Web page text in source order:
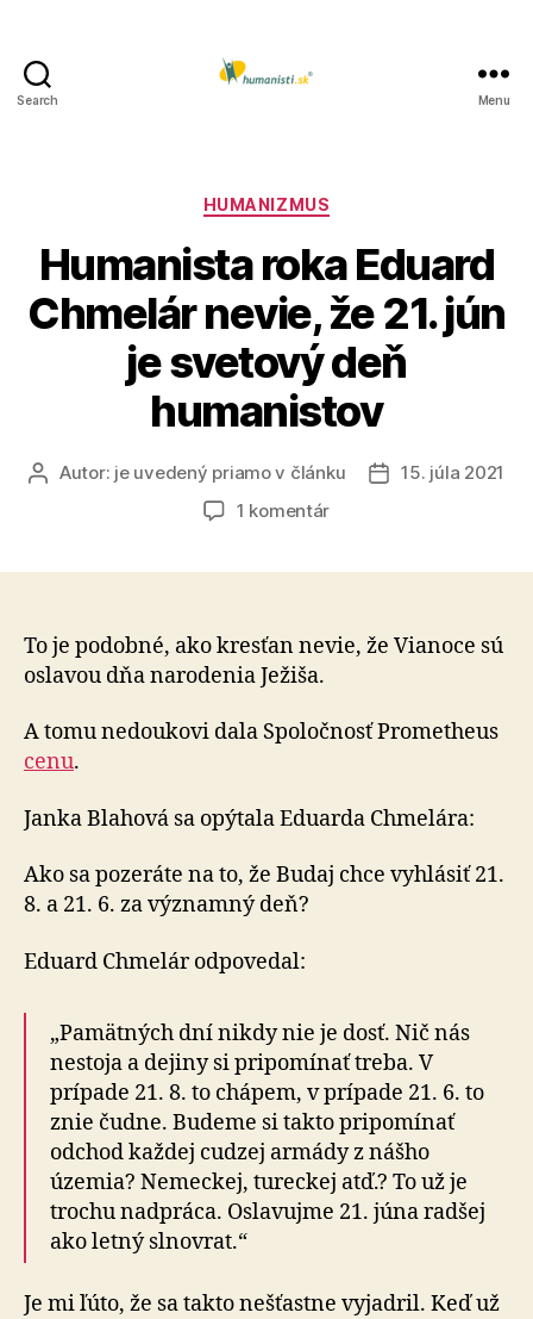
Search Menu
Kategórie
HUMANIZMUS
Humanista roka Eduard
Chmelár nevie, že 21. jún
je svetový deň
humanistov
AutorAutor: je uvedený priamo v článku
Dátum
15. júla 2021
1 komentárna
nevie,
je
humanistov
To je podobné, ako kresťan nevie, že Vianoce sú
oslavou dňa narodenia Ježiša.
A tomu nedoukovi dala Spoločnosť Prometheus
cenu.
Janka Blahová sa opýtala Eduarda Chmelára:
Ako sa pozeráte na to, že Budaj chce vyhlásiť 21.
8. a 21. 6. za významný deň?
Eduard Chmelár odpovedal:
„Pamätných dní nikdy nie je dosť. Nič nás
nestoja a dejiny si pripomínať treba. V
prípade 21. 8. to chápem, v prípade 21. 6. to
znie čudne. Budeme si takto pripomínať
odchod každej cudzej armády z nášho
územia? Nemeckej, tureckej atď.? To už je
trochu nadpráca. Oslavujme 21. júna radšej
ako letný slnovrat.“
Je mi ľúto, že sa takto nešťastne vyjadril. Keď už